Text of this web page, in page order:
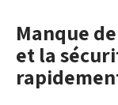
Manque
et la